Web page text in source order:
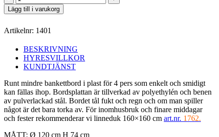
Ø
120
mängd
Lägg till i varukorg
Artikelnr: 1401
BESKRIVNING
HYRESVILLKOR
KUNDTJÄNST
Runt mindre bankettbord i plast för 4 pers som enkelt och smidigt
kan fällas ihop. Bordsplattan är tillverkad av polyethylén och benen
av pulverlackad stål. Bordet tål fukt och regn och om man spiller
något är det bara torka av. För inomhusbruk och finare middagar
och fester rekommenderar vi linneduk 160×160 cm art.nr. 1762.
MÅTT: Ø 120 cm H 74 cm